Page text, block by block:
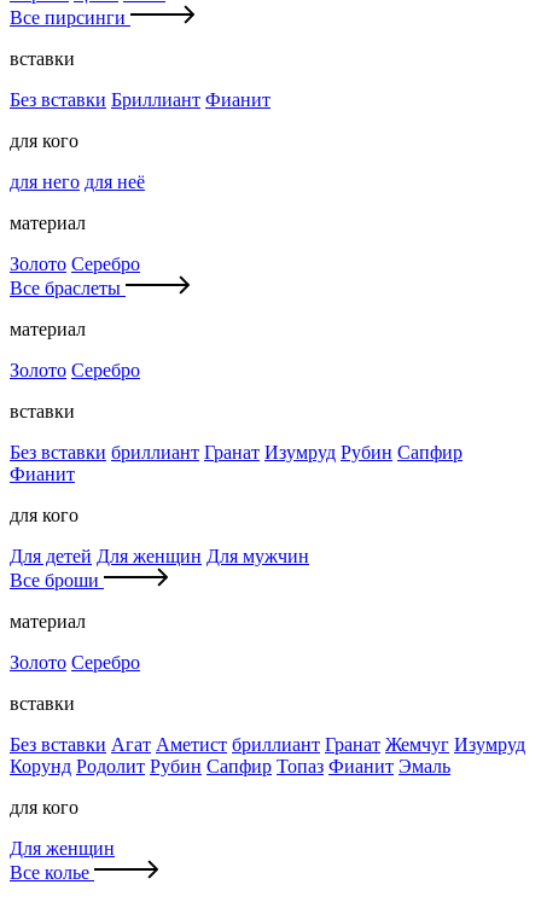
Все пирсинги
вставки
Без вставки Бриллиант Фианит
для кого
для него для неё
материал
Золото Серебро
Все браслеты
материал
Золото Серебро
вставки
Без вставки бриллиант Гранат Изумруд Рубин Сапфир
Фианит
для кого
Для детей Для женщин Для мужчин
Все броши
материал
Золото Серебро
вставки
Без вставки Агат Аметист бриллиант Гранат Жемчуг Изумруд
Корунд Родолит Рубин Сапфир Топаз Фианит Эмаль
для кого
Для женщин
Все колье